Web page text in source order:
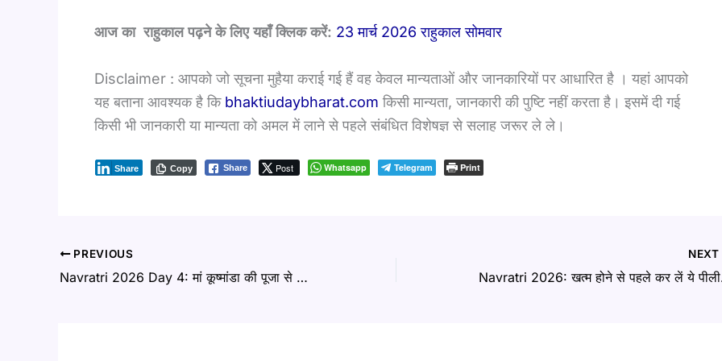
आज का राहुकाल पढ़ने के लिए यहाँ क्लिक करें: 23 मार्च 2026 राहुकाल सोमवार
Disclaimer : आपको जो सूचना मुहैया कराई गई हैं वह केवल मान्यताओं और जानकारियों पर आधारित है । यहां आपको
यह बताना आवश्यक है कि bhaktiudaybharat.com किसी मान्यता, जानकारी की पुष्टि नहीं करता है। इसमें दी गई
किसी भी जानकारी या मान्यता को अमल में लाने से पहले संबंधित विशेषज्ञ से सलाह जरूर ले ले।
Share Post
Share Whatsapp Telegram
Copy Print
PREVIOUS
Navratri 2026 Day 4: मां कूष्मांडा की पूजा से खुलेगा किस्मत का द्वार! जानें विधि, मुहूर्त और चमत्कारी लाभ
NEXT